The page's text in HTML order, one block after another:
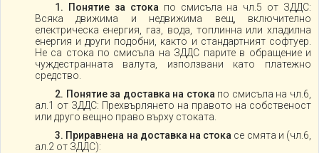
1. Понятие за стока по смисъла на чл.5 от ЗДДС:
Всяка движима и недвижима вещ, включително
електрическа енергия, газ, вода, топлинна или хладилна
енергия и други подобни, както и стандартният софтуер.
Не са стока по смисъла на ЗДДС парите в обращение и
чуждестранната валута, използвани като платежно
средство.
2. Понятие за доставка на стока по смисъла на чл.6,
ал.1 от ЗДДС: Прехвърлянето на правото на собственост
или друго вещно право върху стоката.
3. Приравнена на доставка на стока се смята и (чл.6,
ал.2 от ЗДДС):